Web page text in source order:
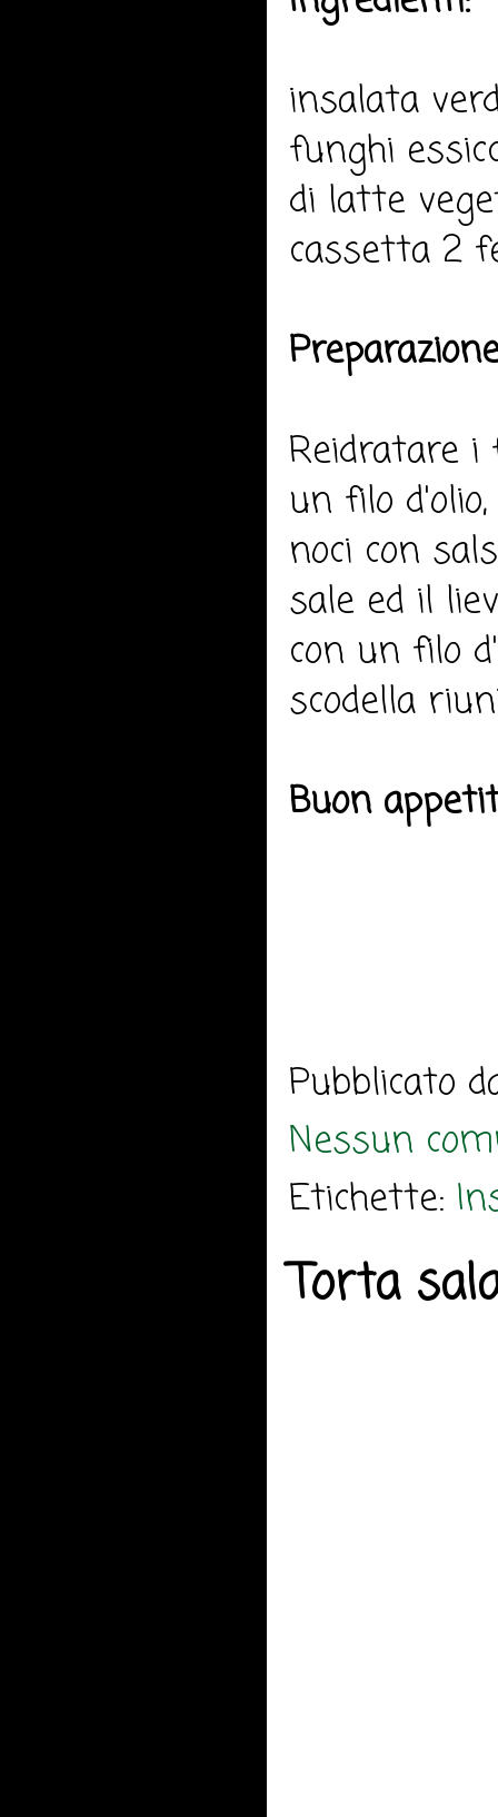
insalata
funghi
di latte
cassetta 2
Reidratare i
un filo
noci con
sale ed il
con un filo
scodella
Buon
Pubblicato
Nessun
Etichette:
Torta